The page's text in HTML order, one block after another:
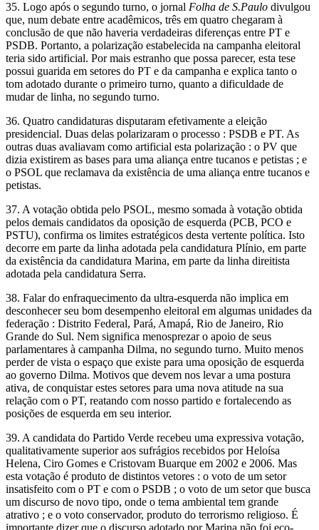
35. Logo após o segundo turno, o jornal Folha de S.Paulo divulgou
que, num debate entre acadêmicos, três em quatro chegaram à
conclusão de que não haveria verdadeiras diferenças entre PT e
PSDB. Portanto, a polarização estabelecida na campanha eleitoral
teria sido artificial. Por mais estranho que possa parecer, esta tese
possui guarida em setores do PT e da campanha e explica tanto o
tom adotado durante o primeiro turno, quanto a dificuldade de
mudar de linha, no segundo turno.
36. Quatro candidaturas disputaram efetivamente a eleição
presidencial. Duas delas polarizaram o processo : PSDB e PT. As
outras duas avaliavam como artificial esta polarização : o PV que
dizia existirem as bases para uma aliança entre tucanos e petistas ; e
o PSOL que reclamava da existência de uma aliança entre tucanos e
petistas.
37. A votação obtida pelo PSOL, mesmo somada à votação obtida
pelos demais candidatos da oposição de esquerda (PCB, PCO e
PSTU), confirma os limites estratégicos desta vertente política. Isto
decorre em parte da linha adotada pela candidatura Plínio, em parte
da existência da candidatura Marina, em parte da linha direitista
adotada pela candidatura Serra.
38. Falar do enfraquecimento da ultra-esquerda não implica em
desconhecer seu bom desempenho eleitoral em algumas unidades da
federação : Distrito Federal, Pará, Amapá, Rio de Janeiro, Rio
Grande do Sul. Nem significa menosprezar o apoio de seus
parlamentares à campanha Dilma, no segundo turno. Muito menos
perder de vista o espaço que existe para uma oposição de esquerda
ao governo Dilma. Motivos que devem nos levar a uma postura
ativa, de conquistar estes setores para uma nova atitude na sua
relação com o PT, reatando com nosso partido e fortalecendo as
posições de esquerda em seu interior.
39. A candidata do Partido Verde recebeu uma expressiva votação,
qualitativamente superior aos sufrágios recebidos por Heloísa
Helena, Ciro Gomes e Cristovam Buarque em 2002 e 2006. Mas
esta votação é produto de distintos vetores : o voto de um setor
insatisfeito com o PT e com o PSDB ; o voto de um setor que busca
um discurso de novo tipo, onde o tema ambiental tem grande
atrativo ; e o voto conservador, produto do terrorismo religioso. É
importante dizer que o discurso adotado por Marina não foi eco-